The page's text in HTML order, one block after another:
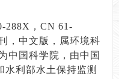
288X，CN 61-
，中文版，属环境科
中国科学院，由中国
水利部水土保持监测